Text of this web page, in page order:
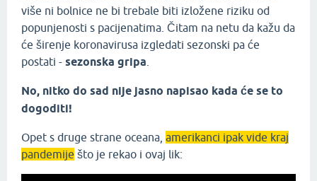
više ni bolnice ne bi trebale biti izložene riziku od
popunjenosti s pacijenatima. Čitam na netu da kažu da
će širenje koronavirusa izgledati sezonski pa će
postati - sezonska gripa
No, nitko do sad nije jasno napisao kada će se to
dogoditi!
Opet s druge strane oceana, amerikanci ipak vide kraj
pandemije što je rekao i ovaj lik: